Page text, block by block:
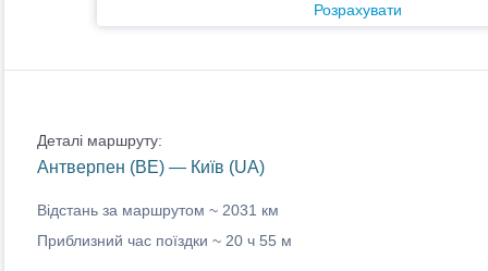
Розрахувати
Деталі маршруту:
Антверпен (BE) — Київ (UA)
Відстань за маршрутом ~ 2031 км
Приблизний час поїздки ~ 20 ч 55 м